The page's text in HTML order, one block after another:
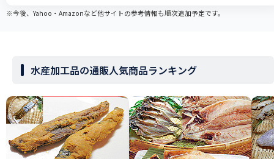
※今後、Yahoo・Amazonなど他サイトの参考情報も順次追加予定です。
水産加工品の通販人気商品ランキング